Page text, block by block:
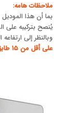
ملاحظات هامه:
بما أن هذا
یُنصح بترکیبه على
وبالنظر إلى ارتفاعه البالغ ۱۲۰۰
على أقل من ۱۵ طابق